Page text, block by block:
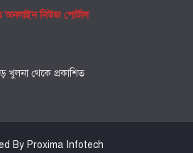
অনলাইন নিউজ পোর্টাল
খুলনা থেকে প্রকাশিত
By Proxima Infotech